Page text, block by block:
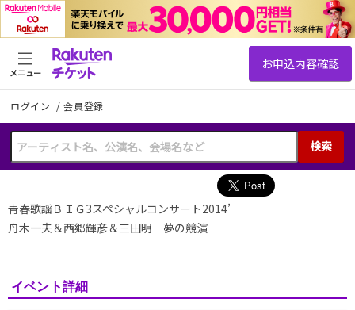
ログイン /会員登録
検索
メニュー
青春歌謡ＢＩＧ3スペシャルコンサート2014’
舟木一夫＆西郷輝彦＆三田明 夢の競演
イベント詳細